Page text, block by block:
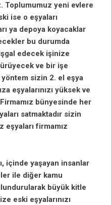
Toplumumuz yeni evlere
ise o eşyaları
ya depoya koyacaklar
bu durumda
edecek işinize
ve bir işe
yöntem sizin 2. el eşya
eşyalarınızı yüksek ve
bünyesinde her
satmaktadır sizin
eşyaları firmamız
içinde yaşayan insanlar
ile diğer kamu
büyük kitle
eski eşyalarınızı